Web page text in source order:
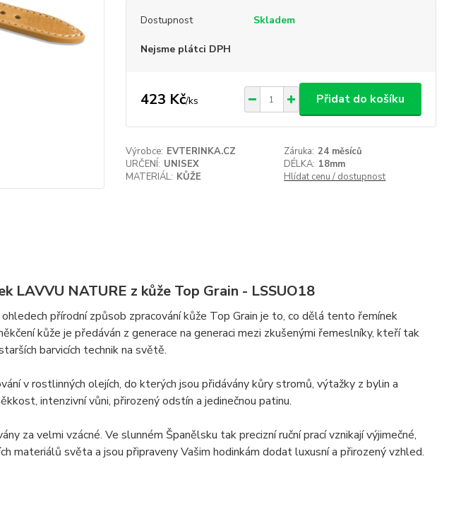
Dostupnost Skladem
Nejsme plátci DPH
423 Kč/ks Přidat do košíku
Výrobce: EVTERINKA.CZ Záruka: 24 měsíců
URČENÍ: UNISEX DÉLKA: 18mm
MATERIÁL: KŮŽE Hlídat cenu / dostupnost
LAVVU NATURE z kůže Top Grain - LSSUO18
přírodní způsob zpracování kůže Top Grain je to, co dělá tento řemínek
kůže je předáván z generace na generaci mezi zkušenými řemeslníky, kteří tak
barvicích technik na světě.
v rostlinných olejích, do kterých jsou přidávány kůry stromů, výtažky z bylin a
intenzivní vůni, přirozený odstín a jedinečnou patinu.
za velmi vzácné. Ve slunném Španělsku tak precizní ruční prací vznikají výjimečné,
materiálů světa a jsou připraveny Vašim hodinkám dodat luxusní a přirozený vzhled.